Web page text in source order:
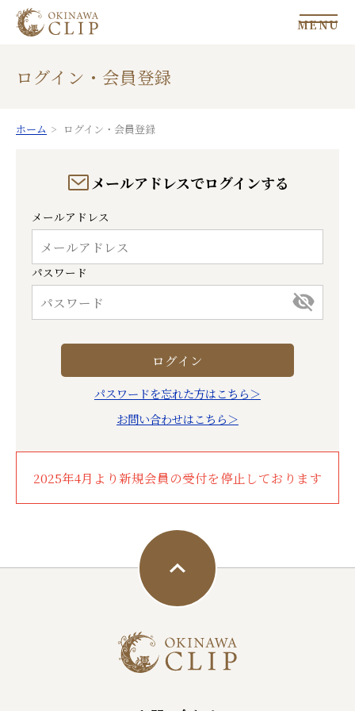
MENU
ログイン・会員登録
ホーム ログイン・会員登録
メールアドレスでログインする
メールアドレス
パスワード
パスワードを忘れた方はこちら＞
お問い合わせはこちら＞
2025年4月より新規会員の受付を停止しております